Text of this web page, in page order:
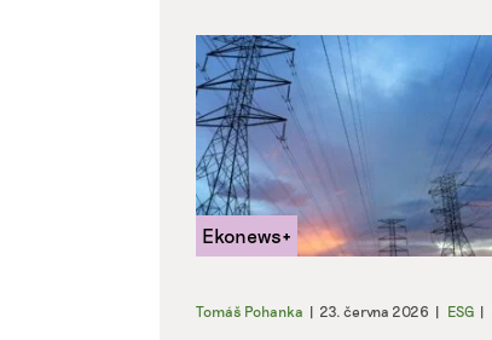
Tomáš Pohanka | 23. června 2026 | ESG |